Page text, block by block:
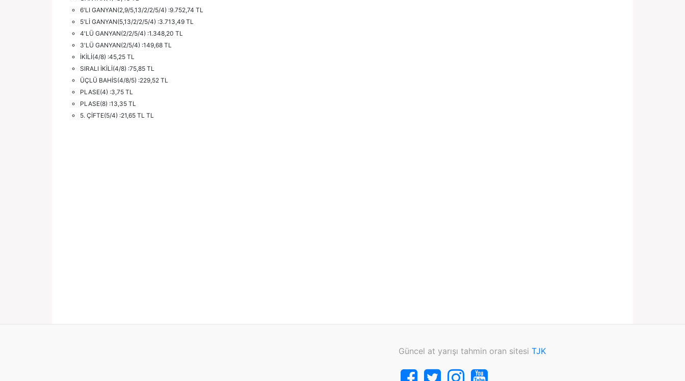
6'LI GANYAN(2,9/5,13/2/2/5/4) :9.752,74 TL
5'Lİ GANYAN(5,13/2/2/5/4) :3.713,49 TL
4'LÜ GANYAN(2/2/5/4) :1.348,20 TL
3'LÜ GANYAN(2/5/4) :149,68 TL
İKİLİ(4/8) :45,25 TL
SIRALI İKİLİ(4/8) :75,85 TL
ÜÇLÜ BAHİS(4/8/5) :229,52 TL
PLASE(4) :3,75 TL
PLASE(8) :13,35 TL
5. ÇİFTE(5/4) :21,65 TL TL
Güncel at yarışı tahmin oran sitesi TJK